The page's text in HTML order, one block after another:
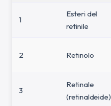
1
Esteri del
retinile
2 Retinolo
3
Retinale
(retinaldeide)